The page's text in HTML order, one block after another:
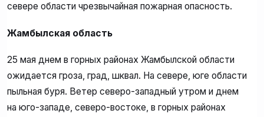
севере области чрезвычайная пожарная опасность.
Жамбылская область
25 мая днем в горных районах Жамбылской области
ожидается гроза, град, шквал. На севере, юге области
пыльная буря. Ветер северо-западный утром и днем
на юго-западе, северо-востоке, в горных районах